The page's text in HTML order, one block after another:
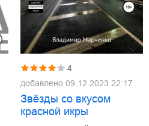
4
добавлено 09.12.2023 22:17
Звёзды со вкусом
красной икры